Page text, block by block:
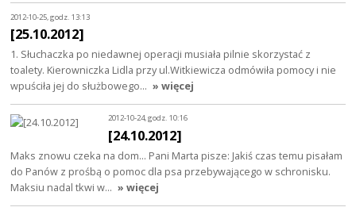
2012-10-25, godz. 13:13
[25.10.2012]
1. Słuchaczka po niedawnej operacji musiała pilnie skorzystać z
toalety. Kierowniczka Lidla przy ul.Witkiewicza odmówiła pomocy i nie
wpuściła jej do służbowego… » więcej
2012-10-24, godz. 10:16
[24.10.2012]
Maks znowu czeka na dom... Pani Marta pisze: Jakiś czas temu pisałam
do Panów z prośbą o pomoc dla psa przebywającego w schronisku.
Maksiu nadal tkwi w… » więcej